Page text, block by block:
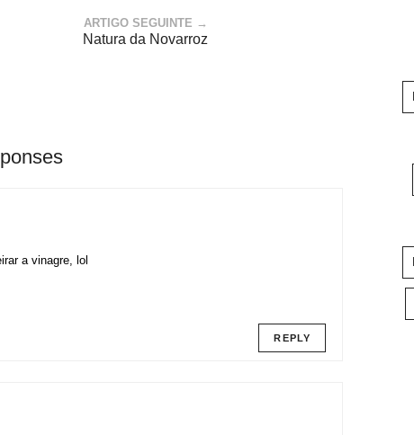
ARTIGO SEGUINTE →
Natura da Novarroz
a vinagre, lol
REPLY